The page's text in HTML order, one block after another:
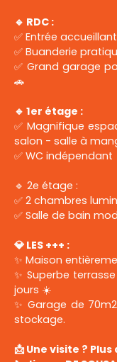
🔹 RDC :
✅ Entrée
✅ Buanderie
✅ Grand garage
🚗
🔹 1er étage :
✅ Magnifique
salon - salle à
✅ WC indépendant
🔹 2e étage :
✅ 2 chambres
✅ Salle de bain
💎 LES +++ :
✨ Maison
✨ Superbe
jours ☀️
✨ Garage de
stockage.
📩 Une visite ?